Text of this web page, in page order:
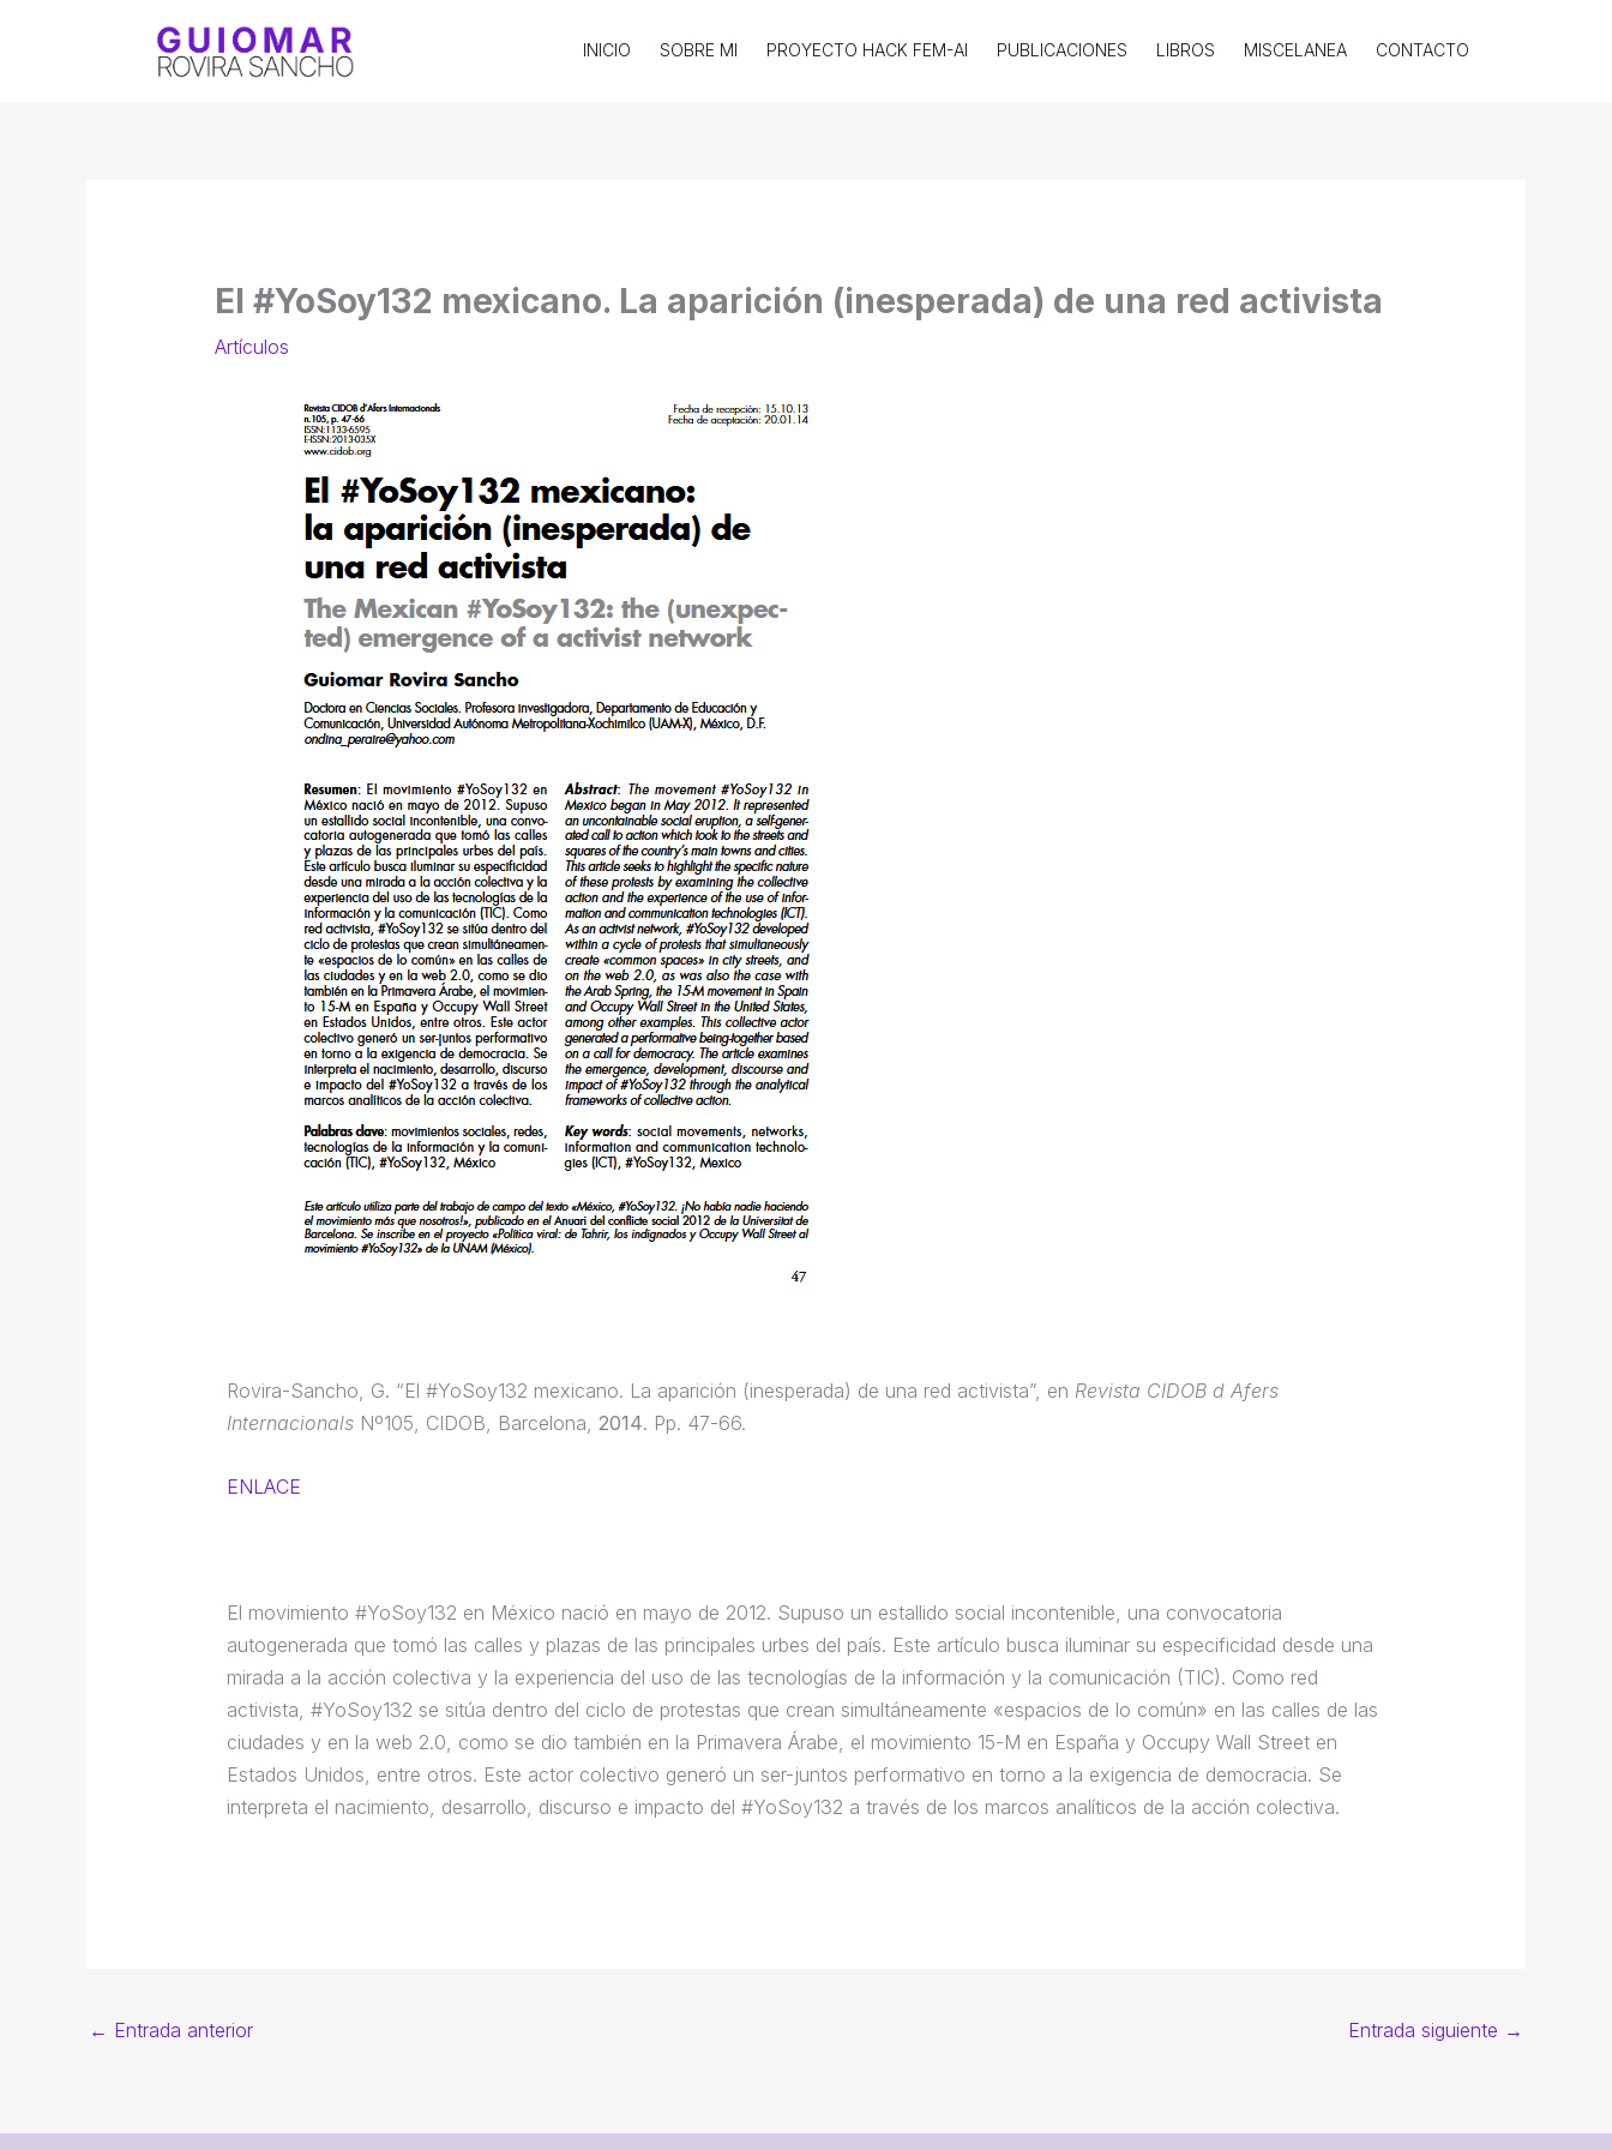
INICIO SOBRE MI PROYECTO HACK FEM-AI PUBLICACIONES LIBROS MISCELANEA CONTACTO
El #YoSoy132 mexicano. La aparición (inesperada) de una red activista
Artículos
Rovira-Sancho, G. “El #YoSoy132 mexicano. La aparición (inesperada) de una red activista”, en Revista CIDOB d Afers
Internacionals Nº105, CIDOB, Barcelona, 2014. Pp. 47-66.
ENLACE
El movimiento #YoSoy132 en México nació en mayo de 2012. Supuso un estallido social incontenible, una convo­catoria
autogenerada que tomó las calles y plazas de las principales urbes del país. Este artículo busca iluminar su especificidad desde una
mirada a la acción colectiva y la experiencia del uso de las tecnologías de la información y la comunicación (TIC). Como red
activista, #YoSoy132 se sitúa dentro del ciclo de protestas que crean simultáneamen­te «espacios de lo común» en las calles de las
ciudades y en la web 2.0, como se dio también en la Primavera Árabe, el movimien­to 15-M en España y Occupy Wall Street en
Estados Unidos, entre otros. Este actor colectivo generó un ser-juntos performativo en torno a la exigencia de democracia. Se
interpreta el nacimiento, desarrollo, discurso e impacto del #YoSoy132 a través de los marcos analíticos de la acción colectiva.
← Entrada anterior Entrada siguiente →